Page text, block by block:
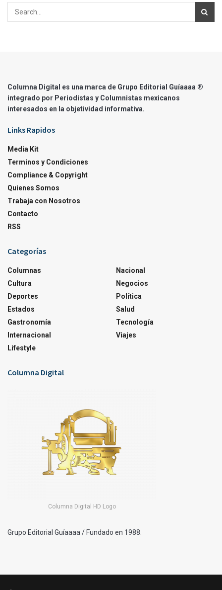
Columna Digital es una marca de Grupo Editorial Guíaaaa ®
integrado por Periodistas y Columnistas mexicanos
interesados en la objetividad informativa.
Links Rapidos
Media Kit
Terminos y Condiciones
Compliance & Copyright
Quienes Somos
Trabaja con Nosotros
Contacto
RSS
Categorías
Columnas
Cultura
Deportes
Estados
Gastronomía
Internacional
Lifestyle
Nacional
Negocios
Política
Salud
Tecnología
Viajes
Columna Digital
Columna Digital HD Logo
Grupo Editorial Guíaaaa / Fundado en 1988.